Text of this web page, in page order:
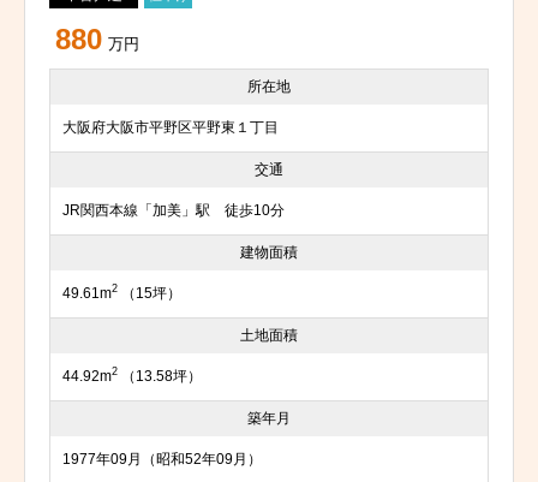
880 万円
所在地
大阪府大阪市平野区平野東１丁目
交通
JR関西本線「加美」駅 徒歩10分
建物面積
49.61m2 （15坪）
土地面積
44.92m2 （13.58坪）
築年月
1977年09月（昭和52年09月）